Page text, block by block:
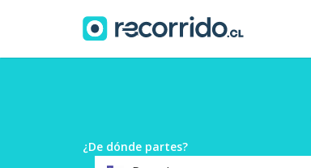
¿De dónde partes?